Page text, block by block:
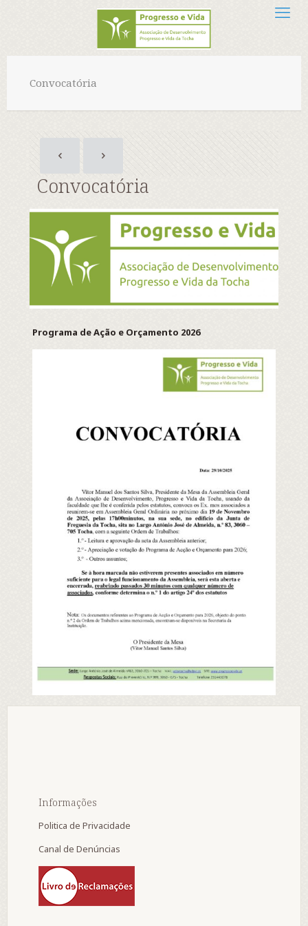
Convocatória
Convocatória
Programa de Ação e Orçamento 2026
Informações
Politica de Privacidade
Canal de Denúncias